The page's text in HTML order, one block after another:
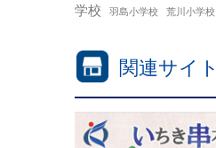
学校
羽島小学校 荒川小学校
関連サイト